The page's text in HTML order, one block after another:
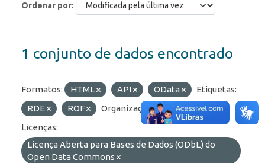
Ordenar por
1 conjunto de dados encontrado
Formatos: HTML API OData
Etiquetas:
RDE
ROF Organizações:
BCB/Dstat
Licenças:
Licença Aberta para Bases de Dados (ODbL) do
Open Data Commons